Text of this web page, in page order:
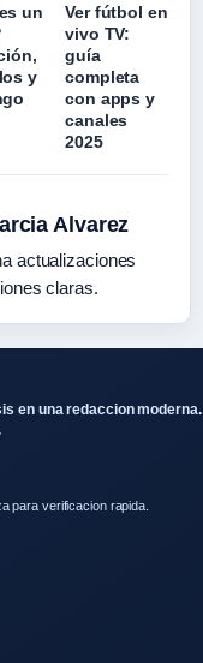
un
y
Ver fútbol en
vivo TV:
guía
completa
con apps y
canales
2025
Alvarez
actualizaciones
claras.
en una redaccion moderna.
para verificacion rapida.